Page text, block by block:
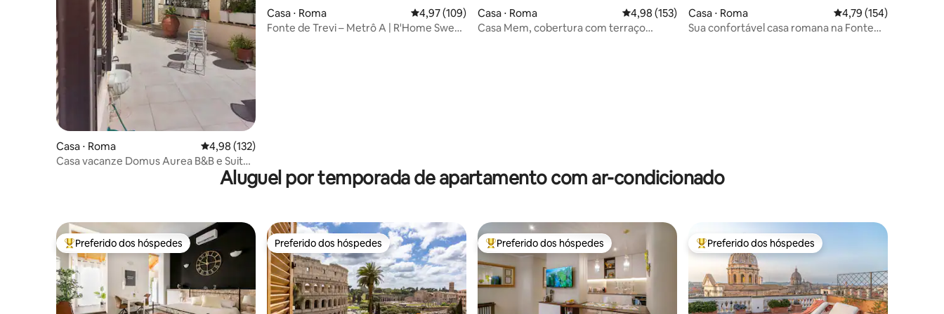
Casa ⋅ Roma 4,98 de uma avaliação média de 5, 132 avaliações
4,98 (132)
Casa vacanze Domus Aurea B&B e Suites
Casa ⋅ Roma 4,97 de uma avaliação média de 5, 109 avaliações
4,97 (109)
Fonte de Trevi – Metrô A | R'Home Sweet
Casa ⋅ Roma 4,98 de uma avaliação média de 5, 153 avaliações
4,98 (153)
Casa Mem, cobertura com terraço
Casa ⋅ Roma 4,79 de uma avaliação
4,79 (154)
Sua confortável casa romana na Fonte
Aluguel por temporada de apartamento com ar-condicionado
Entre os melhores preferidos dos hóspedes
Preferido dos hóspedes Preferido dos hóspedes
Preferido dos hóspedes Entre os melhores preferidos dos hóspedes
Preferido dos hóspedes Entre os melhores preferidos dos hóspedes
Preferido dos hóspedes